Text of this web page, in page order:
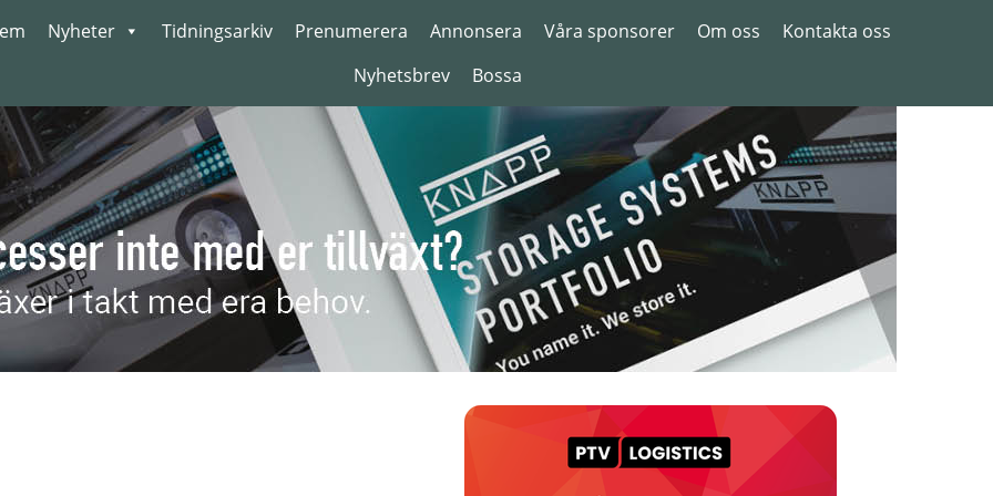
Nyheter Tidningsarkiv Prenumerera Annonsera Våra sponsorer Om oss
Kontakta oss
Nyhetsbrev
Bossa